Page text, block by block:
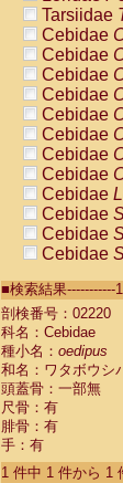
Tarsiidae
Cebidae
Cebidae
Cebidae
Cebidae
Cebidae
Cebidae
Cebidae
Cebidae
Cebidae
Cebidae
Cebidae
Cebidae
Cebidae
Cebidae
Cebidae
Cebidae
Cebidae
Cebidae
Cebidae
Cebidae
Cebidae
Cebidae
■検索結果-----------
剖検番号：02220
科名：Cebidae
種小名： oedipus
和名：ワタボウシ
頭蓋骨：一部無
尺骨：有
腓骨：有
手：有
1 件中 1 件から 1